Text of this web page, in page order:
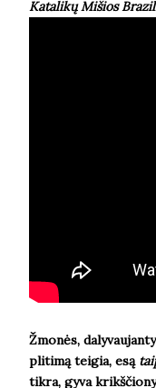
Katalikų Mišios
Žmonės,
plitimą teigia, esą
tikra, gyva